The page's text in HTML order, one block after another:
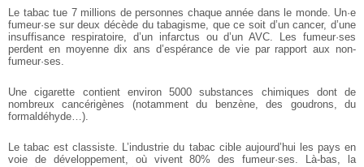
Le tabac tue 7 millions de personnes chaque année dans le monde. Un·e
fumeur·se sur deux décède du tabagisme, que ce soit d’un cancer, d’une
insuffisance respiratoire, d’un infarctus ou d’un AVC. Les fumeur·ses
perdent en moyenne dix ans d’espérance de vie par rapport aux non-
fumeur·ses.
Une cigarette contient environ 5000 substances chimiques dont de
nombreux cancérigènes (notamment du benzène, des goudrons, du
formaldéhyde…).
Le tabac est classiste. L’industrie du tabac cible aujourd’hui les pays en
voie de développement, où vivent 80% des fumeur·ses. Là-bas, la